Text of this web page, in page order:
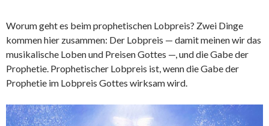
Worum geht es beim prophetischen Lobpreis? Zwei Dinge
kommen hier zusammen: Der Lobpreis — damit meinen wir das
musikalische Loben und Preisen Gottes —, und die Gabe der
Prophetie. Prophetischer Lobpreis ist, wenn die Gabe der
Prophetie im Lobpreis Gottes wirksam wird.